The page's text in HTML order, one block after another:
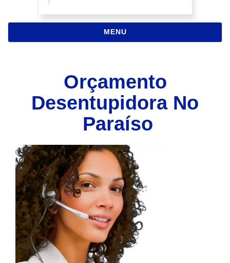
MENUNAVEGAÇÃO
Orçamento
Desentupidora No
Paraíso